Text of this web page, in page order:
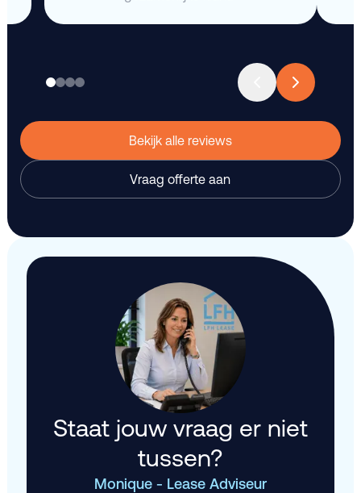
Bekijk alle reviews
Vraag offerte aan
Staat jouw vraag er niet
tussen?
Monique - Lease Adviseur